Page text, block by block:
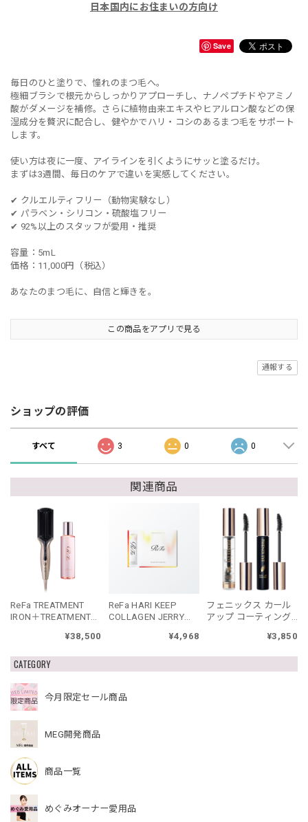
CATEGORY
今月限定セール商品
MEG開発商品
商品一覧
めぐみオーナー愛用品
日本国内にお住まいの方向け
Save
毎日のひと塗りで、憧れのまつ毛へ。
極細ブラシで根元からしっかりアプローチし、ナノペプチドやアミノ
酸がダメージを補修。さらに植物由来エキスやヒアルロン酸などの保
湿成分を贅沢に配合し、健やかでハリ・コシのあるまつ毛をサポート
します。
使い方は夜に一度、アイラインを引くようにサッと塗るだけ。
まずは3週間、毎日のケアで違いを実感してください。
✔ クルエルティフリー（動物実験なし）
✔ パラベン・シリコン・硫酸塩フリー
✔ 92%以上のスタッフが愛用・推奨
容量：5mL
価格：11,000円（税込）
あなたのまつ毛に、自信と輝きを。
この商品をアプリで見る
通報する
ショップの評価
すべて 3 0 0
関連商品
ReFa TREATMENT
IRON＋TREATMENT
トリートメントアイ
¥38,500
ReFa HARI KEEP
COLLAGEN JERRY
ラーゲンゼリー¥4,968
フェニックス カール
アップ コーティング
¥3,850